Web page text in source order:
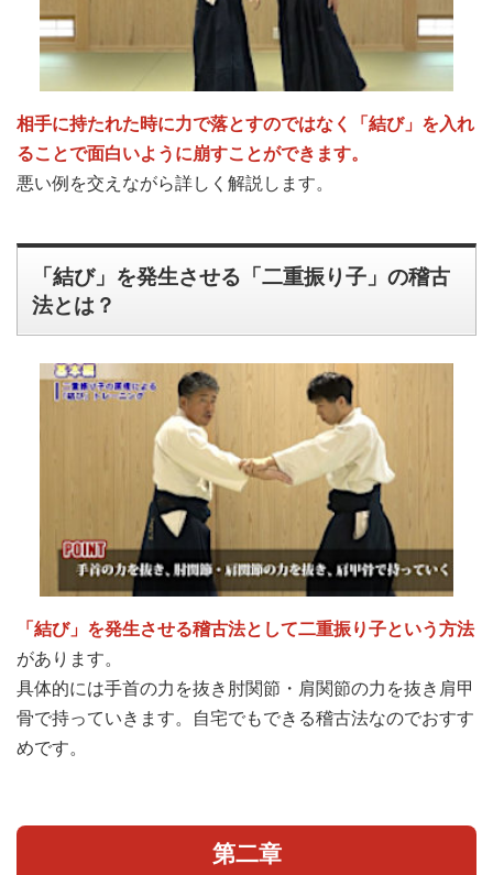
相手に持たれた時に力で落とすのではなく「結び」を入れ
ることで面白いように崩すことができます。
悪い例を交えながら詳しく解説します。
「結び」を発生させる「二重振り子」の稽古
法とは？
「結び」を発生させる稽古法として二重振り子という方法
があります。
具体的には手首の力を抜き肘関節・肩関節の力を抜き肩甲
骨で持っていきます。自宅でもできる稽古法なのでおすす
めです。
第二章